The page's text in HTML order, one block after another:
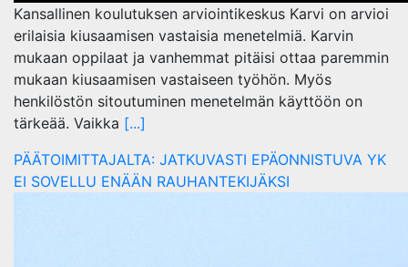
Kansallinen koulutuksen arviointikeskus Karvi on arvioi
erilaisia kiusaamisen vastaisia menetelmiä. Karvin
mukaan oppilaat ja vanhemmat pitäisi ottaa paremmin
mukaan kiusaamisen vastaiseen työhön. Myös
henkilöstön sitoutuminen menetelmän käyttöön on
tärkeää. Vaikka [...]
PÄÄTOIMITTAJALTA: JATKUVASTI EPÄONNISTUVA YK
EI SOVELLU ENÄÄN RAUHANTEKIJÄKSI